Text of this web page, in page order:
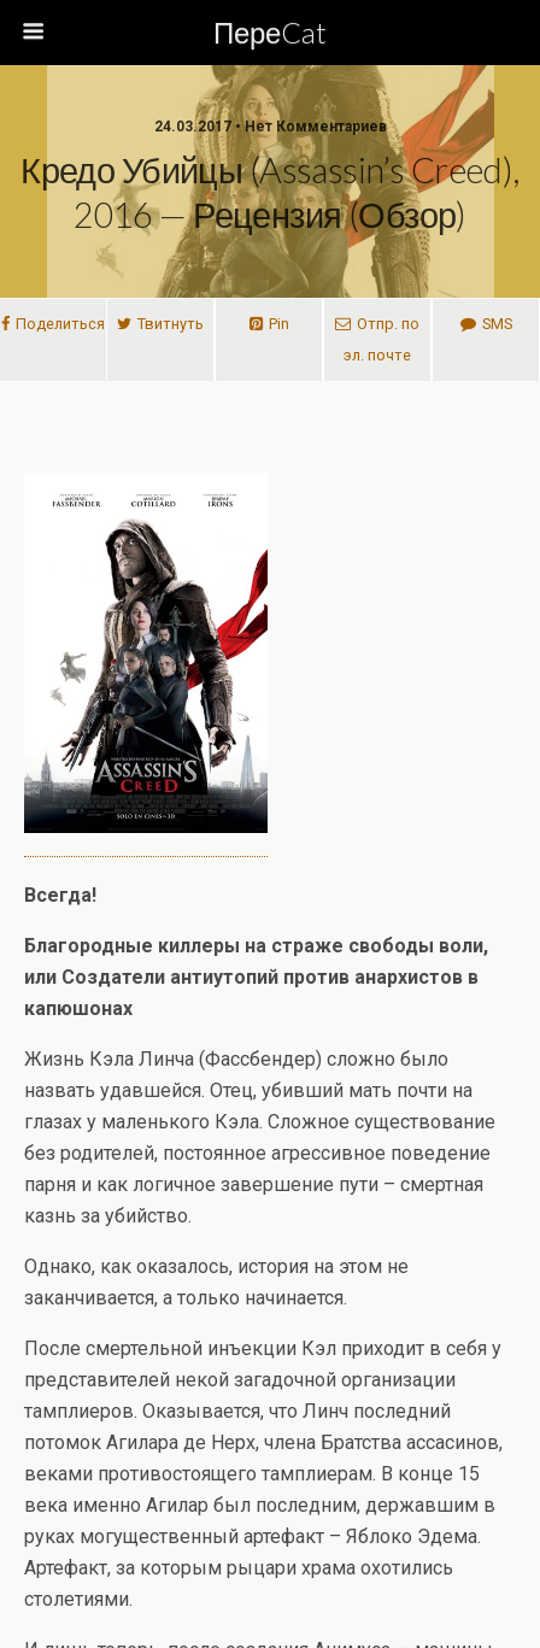
ПереCat
24.03.2017 • Нет Комментариев
Кредо Убийцы (Assassin’s Creed),
2016 — Рецензия (обзор)
Поделиться Твитнуть Pin
Отпр. по
эл. почте
SMS
Всегда!
Благородные киллеры на страже свободы воли,
или Создатели антиутопий против анархистов в
капюшонах
Жизнь Кэла Линча (Фассбендер) сложно было
назвать удавшейся. Отец, убивший мать почти на
глазах у маленького Кэла. Сложное существование
без родителей, постоянное агрессивное поведение
парня и как логичное завершение пути – смертная
казнь за убийство.
Однако, как оказалось, история на этом не
заканчивается, а только начинается.
После смертельной инъекции Кэл приходит в себя у
представителей некой загадочной организации
тамплиеров. Оказывается, что Линч последний
потомок Агилара де Нерх, члена Братства ассасинов,
веками противостоящего тамплиерам. В конце 15
века именно Агилар был последним, державшим в
руках могущественный артефакт – Яблоко Эдема.
Артефакт, за которым рыцари храма охотились
столетиями.